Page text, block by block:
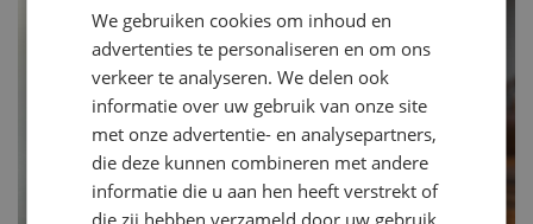
We gebruiken cookies om inhoud en
advertenties te personaliseren en om ons
verkeer te analyseren. We delen ook
informatie over uw gebruik van onze site
met onze advertentie- en analysepartners,
die deze kunnen combineren met andere
informatie die u aan hen heeft verstrekt of
die zij hebben verzameld door uw gebruik